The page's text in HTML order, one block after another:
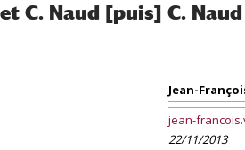
C. Naud [puis] C. Naud
Jean-
jean-
22/11/2013